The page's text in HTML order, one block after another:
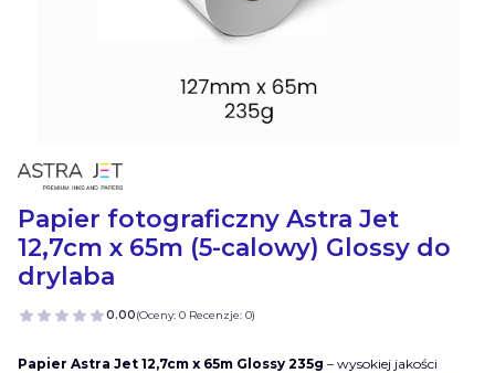
Papier fotograficzny Astra Jet
12,7cm x 65m (5-calowy) Glossy do
drylaba
0.00(Oceny: 0 Recenzje: 0)
Papier Astra Jet 12,7cm x 65m Glossy 235g – wysokiej jakości